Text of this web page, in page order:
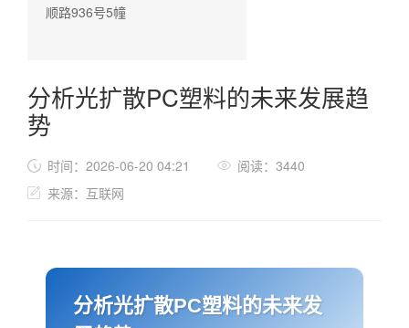
顺路936号5幢
分析光扩散PC塑料的未来发展趋
势
时间：2026-06-20 04:21
阅读：3440
来源：互联网
分析光扩散PC塑料的未来发